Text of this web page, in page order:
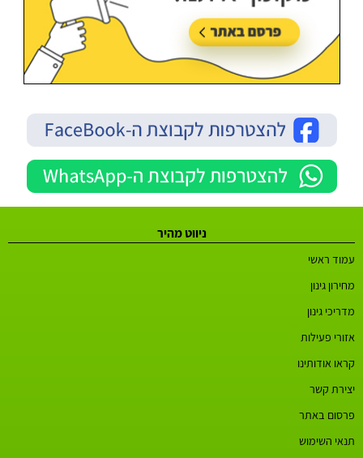
ניווט מהיר
עמוד ראשי
מחירון גינון
מדריכי גינון
אזורי פעילות
קראו אודותינו
יצירת קשר
פרסום באתר
תנאי השימוש